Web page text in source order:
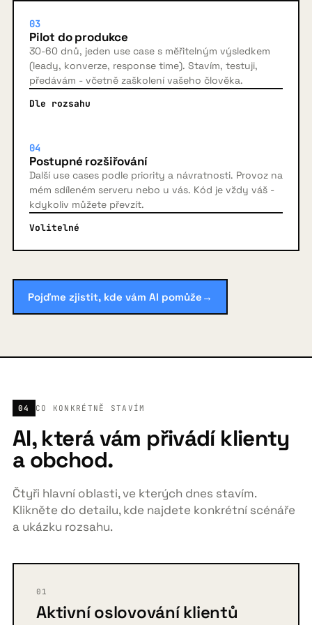
03
Pilot do produkce
30-60 dnů, jeden use case s měřitelným výsledkem
(leady, konverze, response time). Stavím, testuji,
předávám - včetně zaškolení vašeho člověka.
Dle rozsahu
04
Postupné rozšiřování
Další use cases podle priority a návratnosti. Provoz na
mém sdíleném serveru nebo u vás. Kód je vždy váš -
kdykoliv můžete převzít.
Volitelné
Pojďme zjistit, kde vám AI pomůže →
04 CO KONKRÉTNĚ STAVÍM
AI, která vám přivádí klienty
a obchod.
Čtyři hlavní oblasti, ve kterých dnes stavím.
Klikněte do detailu, kde najdete konkrétní scénáře
a ukázku rozsahu.
01
Aktivní oslovování klientů